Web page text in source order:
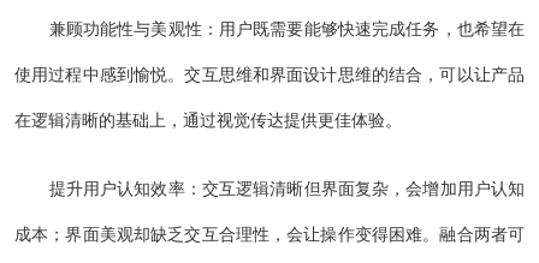
兼顾功能性与美观性：用户既需要能够快速完成任务，也希望在
使用过程中感到愉悦。交互思维和界面设计思维的结合，可以让产品
在逻辑清晰的基础上，通过视觉传达提供更佳体验。
提升用户认知效率：交互逻辑清晰但界面复杂，会增加用户认知
成本；界面美观却缺乏交互合理性，会让操作变得困难。融合两者可